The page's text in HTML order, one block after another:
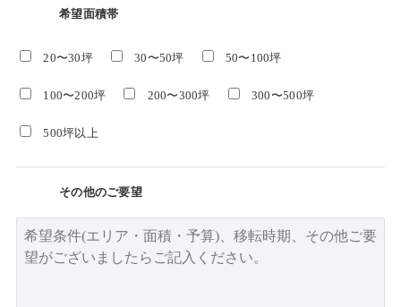
希望面積帯
20〜30坪 30〜50坪 50〜100坪
100〜200坪 200〜300坪 300〜500坪
500坪以上
その他のご要望